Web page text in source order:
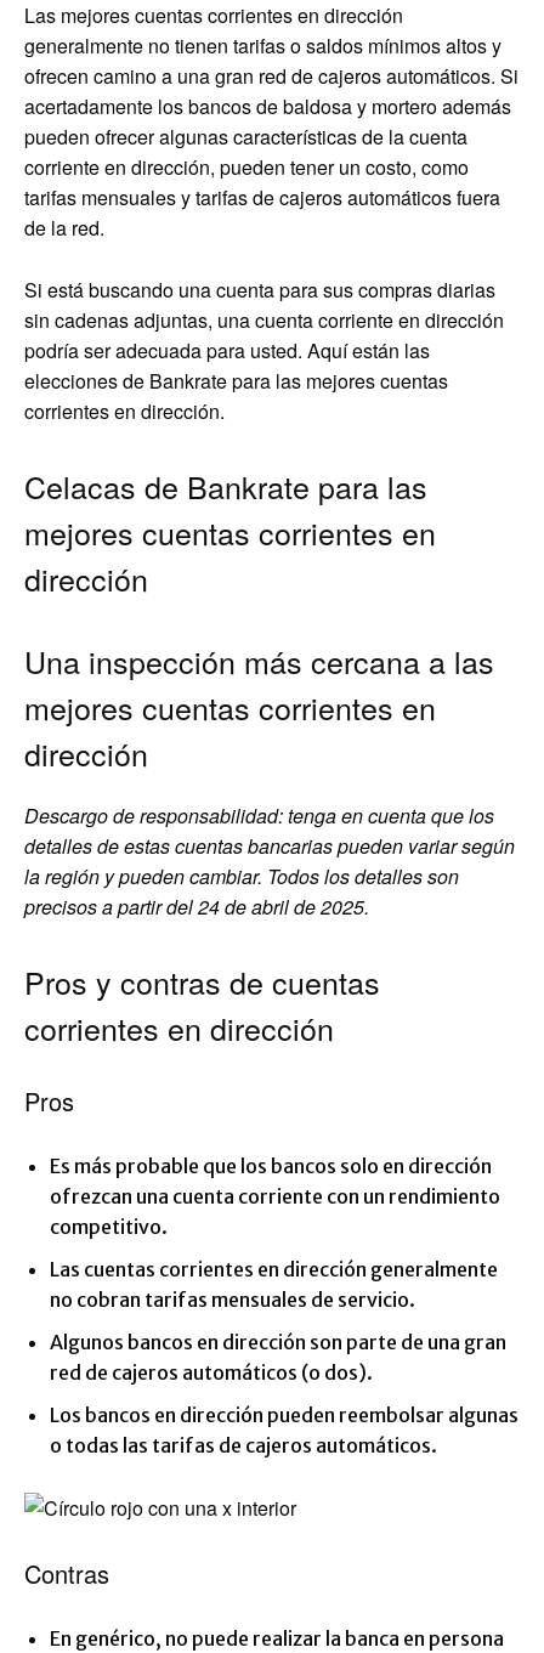
Las mejores cuentas corrientes en dirección
generalmente no tienen tarifas o saldos mínimos altos y
ofrecen camino a una gran red de cajeros automáticos. Si
acertadamente los bancos de baldosa y mortero además
pueden ofrecer algunas características de la cuenta
corriente en dirección, pueden tener un costo, como
tarifas mensuales y tarifas de cajeros automáticos fuera
de la red.
Si está buscando una cuenta para sus compras diarias
sin cadenas adjuntas, una cuenta corriente en dirección
podría ser adecuada para usted. Aquí están las
elecciones de Bankrate para las mejores cuentas
corrientes en dirección.
Celacas de Bankrate para las
mejores cuentas corrientes en
dirección
Una inspección más cercana a las
mejores cuentas corrientes en
dirección
Descargo de responsabilidad: tenga en cuenta que los
detalles de estas cuentas bancarias pueden variar según
la región y pueden cambiar. Todos los detalles son
precisos a partir del 24 de abril de 2025.
Pros y contras de cuentas
corrientes en dirección
Pros
Es más probable que los bancos solo en dirección
ofrezcan una cuenta corriente con un rendimiento
competitivo.
Las cuentas corrientes en dirección generalmente
no cobran tarifas mensuales de servicio.
Algunos bancos en dirección son parte de una gran
red de cajeros automáticos (o dos).
Los bancos en dirección pueden reembolsar algunas
o todas las tarifas de cajeros automáticos.
Contras
En genérico, no puede realizar la banca en persona